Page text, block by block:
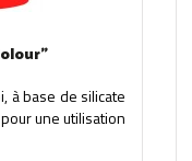
à base de silicate
une utilisation